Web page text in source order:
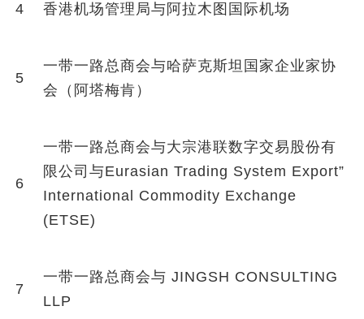
4 香港机场管理局与阿拉木图国际机场
5
一带一路总商会与哈萨克斯坦国家企业家协
会（阿塔梅肯）
6
一带一路总商会与大宗港联数字交易股份有
限公司与Eurasian Trading System Export”
International Commodity Exchange
(ETSE)
7
一带一路总商会与 JINGSH CONSULTING
LLP